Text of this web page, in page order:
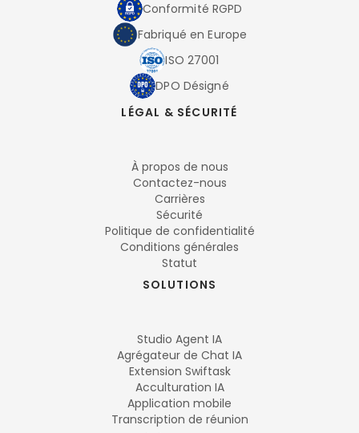
Conformité RGPD
Fabriqué en Europe
ISO 27001
DPO Désigné
LÉGAL & SÉCURITÉ
À propos de nous
Contactez-nous
Carrières
Sécurité
Politique de confidentialité
Conditions générales
Statut
SOLUTIONS
Studio Agent IA
Agrégateur de Chat IA
Extension Swiftask
Acculturation IA
Application mobile
Transcription de réunion